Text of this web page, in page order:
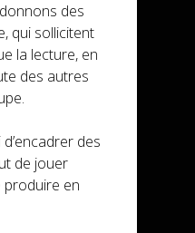
des
qui sollicitent
la lecture, en
des autres
des
de jouer
produire en